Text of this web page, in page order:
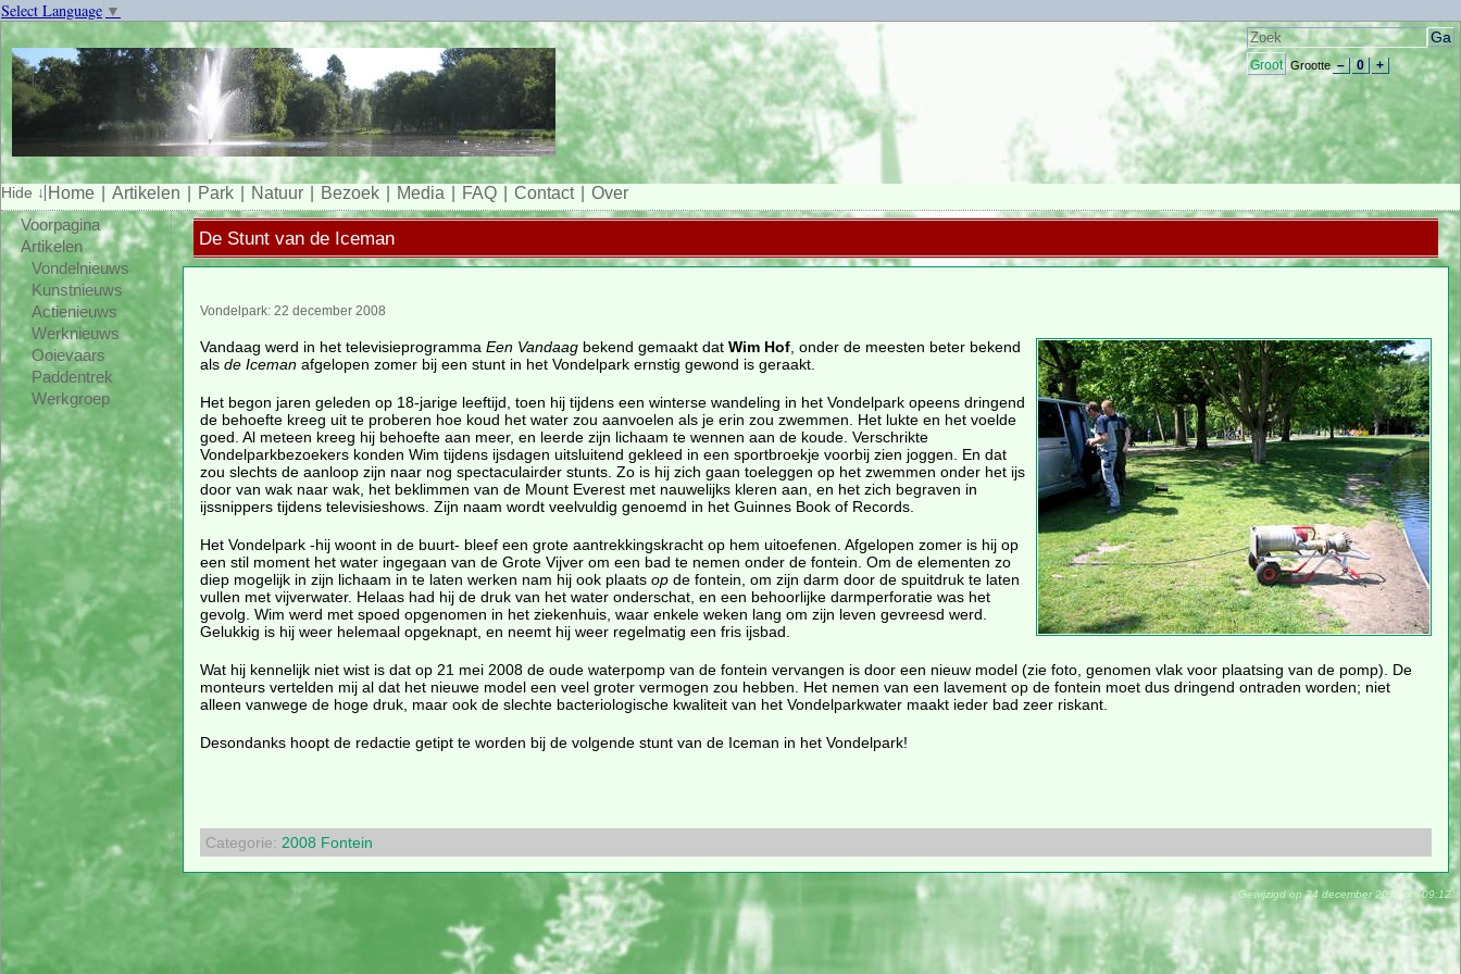
Select Language ▼
Groot Grootte – 0 +
Home Artikelen Park Natuur Bezoek Media FAQ Contact Over
Voorpagina
Artikelen
Vondelnieuws
Kunstnieuws
Actienieuws
Werknieuws
Ooievaars
Paddentrek
Werkgroep
De Stunt van de Iceman
Vondelpark: 22 december 2008
Vandaag werd in het televisieprogramma Een Vandaagbekend gemaakt dat Wim Hof, onder de meesten beter bekend
als de Icemanafgelopen zomer bij een stunt in het Vondelpark ernstig gewond is geraakt.
Het begon jaren geleden op 18-jarige leeftijd, toen hij tijdens een winterse wandeling in het Vondelpark opeens dringend
de behoefte kreeg uit te proberen hoe koud het water zou aanvoelen als je erin zou zwemmen. Het lukte en het voelde
goed. Al meteen kreeg hij behoefte aan meer, en leerde zijn lichaam te wennen aan de koude. Verschrikte
Vondelparkbezoekers konden Wim tijdens ijsdagen uitsluitend gekleed in een sportbroekje voorbij zien joggen. En dat
zou slechts de aanloop zijn naar nog spectaculairder stunts. Zo is hij zich gaan toeleggen op het zwemmen onder het ijs
door van wak naar wak, het beklimmen van de Mount Everest met nauwelijks kleren aan, en het zich begraven in
ijssnippers tijdens televisieshows. Zijn naam wordt veelvuldig genoemd in het Guinnes Book of Records.
Het Vondelpark -hij woont in de buurt- bleef een grote aantrekkingskracht op hem uitoefenen. Afgelopen zomer is hij op
een stil moment het water ingegaan van de Grote Vijver om een bad te nemen onder de fontein. Om de elementen zo
diep mogelijk in zijn lichaam in te laten werken nam hij ook plaats opde fontein, om zijn darm door de spuitdruk te laten
vullen met vijverwater. Helaas had hij de druk van het water onderschat, en een behoorlijke darmperforatie was het
gevolg. Wim werd met spoed opgenomen in het ziekenhuis, waar enkele weken lang om zijn leven gevreesd werd.
Gelukkig is hij weer helemaal opgeknapt, en neemt hij weer regelmatig een fris ijsbad.
Wat hij kennelijk niet wist is dat op 21 mei 2008 de oude waterpomp van de fontein vervangen is door een nieuw model (zie foto, genomen vlak voor plaatsing van de pomp). De
monteurs vertelden mij al dat het nieuwe model een veel groter vermogen zou hebben. Het nemen van een lavement op de fontein moet dus dringend ontraden worden; niet
alleen vanwege de hoge druk, maar ook de slechte bacteriologische kwaliteit van het Vondelparkwater maakt ieder bad zeer riskant.
Desondanks hoopt de redactie getipt te worden bij de volgende stunt van de Iceman in het Vondelpark!
Categorie: 2008 Fontein
Gewijzigd op 24 december 2011 om 09:12